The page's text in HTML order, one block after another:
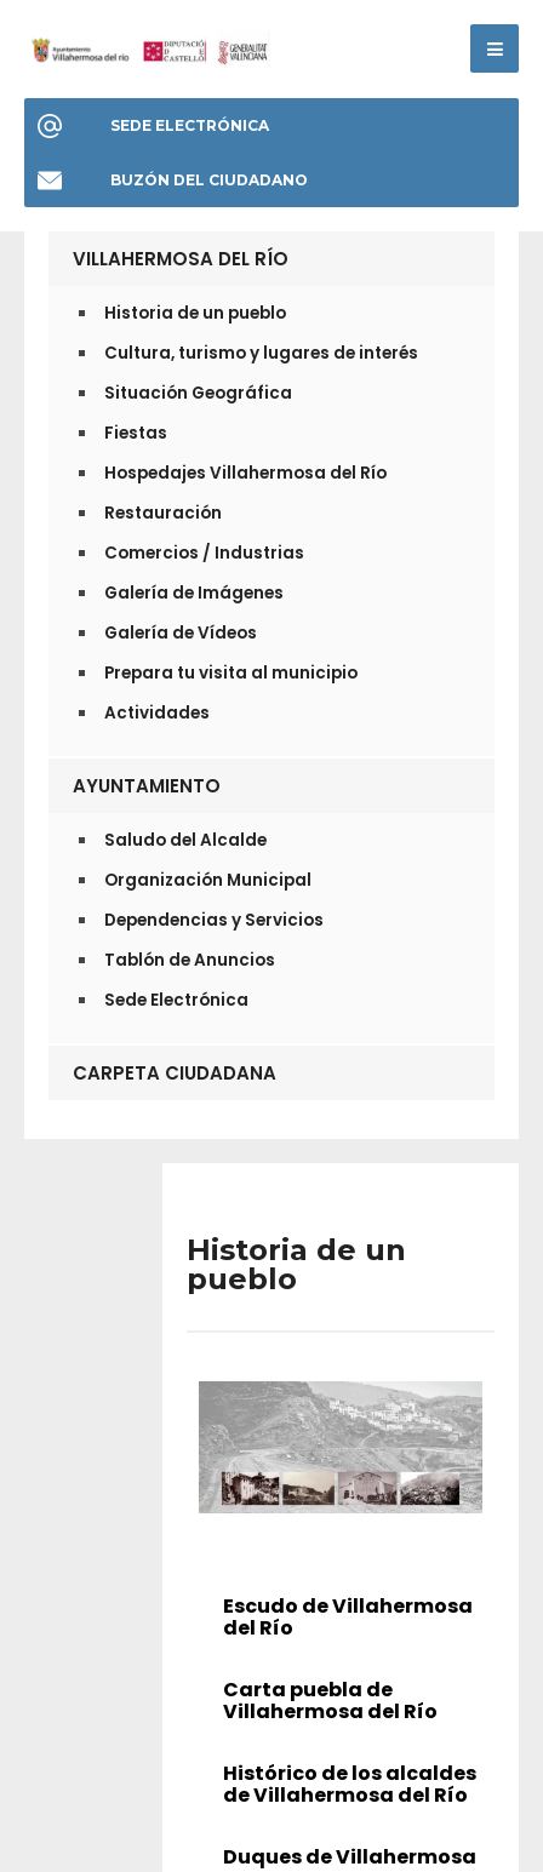
SEDE ELECTRÓNICA
BUZÓN DEL CIUDADANO
VILLAHERMOSA DEL RÍO
Historia de un pueblo
Cultura, turismo y lugares de interés
Situación Geográfica
Fiestas
Hospedajes Villahermosa del Río
Restauración
Comercios / Industrias
Galería de Imágenes
Galería de Vídeos
Prepara tu visita al municipio
Actividades
AYUNTAMIENTO
Saludo del Alcalde
Organización Municipal
Dependencias y Servicios
Tablón de Anuncios
Sede Electrónica
CARPETA CIUDADANA
Historia de un
pueblo
Escudo de Villahermosa
del Río
Carta puebla de
Villahermosa del Río
Histórico de los alcaldes
de Villahermosa del Río
Duques de Villahermosa